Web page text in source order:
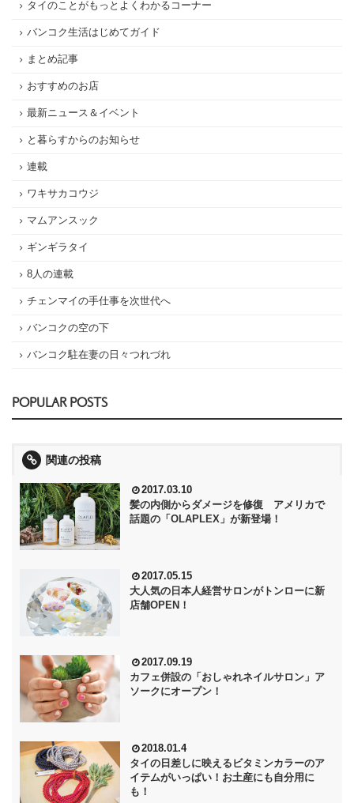
タイのことがもっとよくわかるコーナー
バンコク生活はじめてガイド
まとめ記事
おすすめのお店
最新ニュース＆イベント
と暮らすからのお知らせ
連載
ワキサカコウジ
マムアンスック
ギンギラタイ
8人の連載
チェンマイの手仕事を次世代へ
バンコクの空の下
バンコク駐在妻の日々つれづれ
POPULAR POSTS
関連の投稿
2017.03.10
髪の内側からダメージを修復 アメリカで
話題の「OLAPLEX」が新登場！
2017.05.15
大人気の日本人経営サロンがトンローに新
店舗OPEN！
2017.09.19
カフェ併設の「おしゃれネイルサロン」ア
ソークにオープン！
2018.01.4
タイの日差しに映えるビタミンカラーのア
イテムがいっぱい！お土産にも自分用に
も！